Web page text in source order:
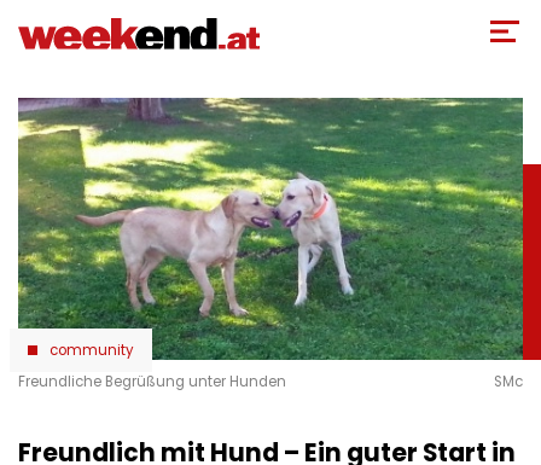
zum
community
Freundliche Begrüßung unter Hunden
SMc
Freundlich mit Hund – Ein guter Start in